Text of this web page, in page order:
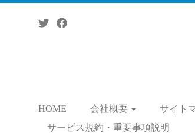
HOME 会社概要 サイト
サービス規約・重要事項説明